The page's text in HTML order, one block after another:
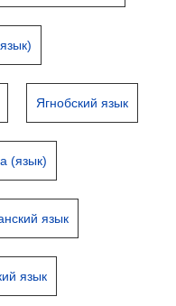
Ягнобский язык
(язык)
язык
язык